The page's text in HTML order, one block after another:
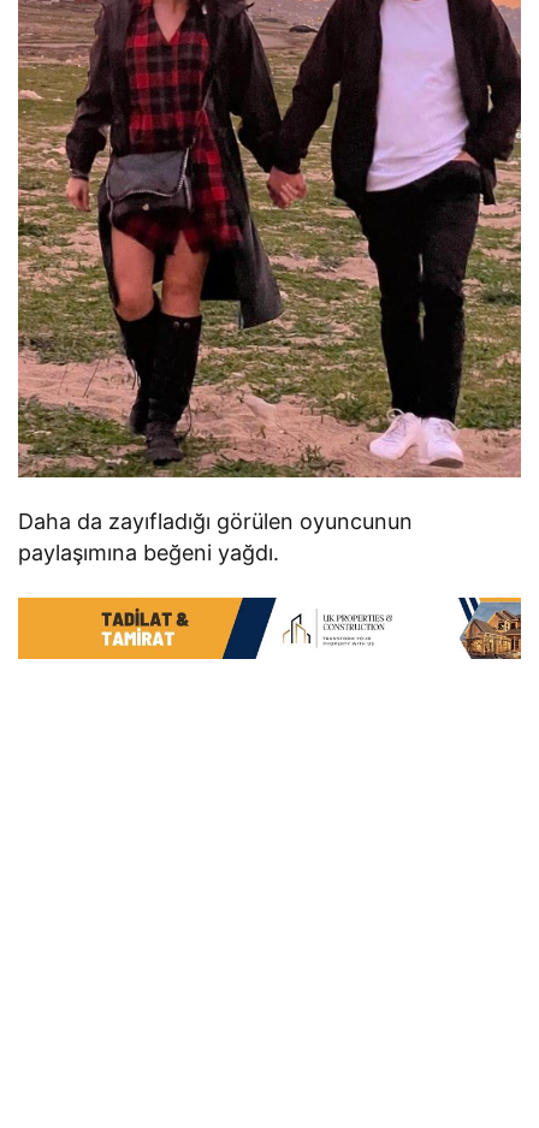
Daha da zayıfladığı görülen oyuncunun
paylaşımına beğeni yağdı.